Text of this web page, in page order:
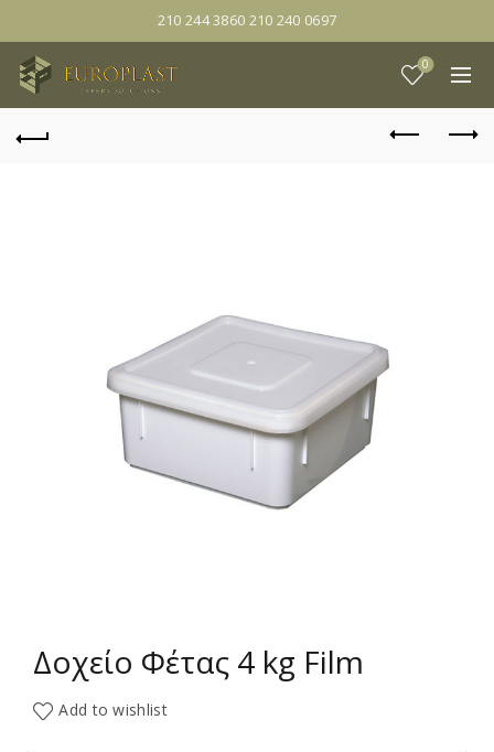
210 244 3860 210 240 0697
0
Δοχείο Φέτας 4 kg Film
Add to wishlist